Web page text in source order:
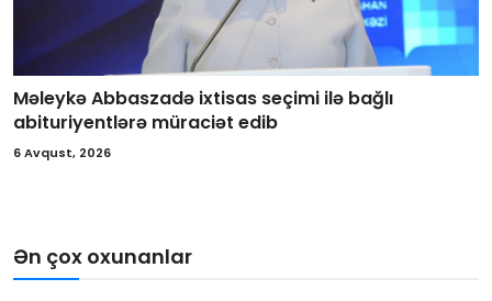
Məleykə Abbaszadə ixtisas seçimi ilə bağlı
abituriyentlərə müraciət edib
6 Avqust, 2026
Ən çox oxunanlar